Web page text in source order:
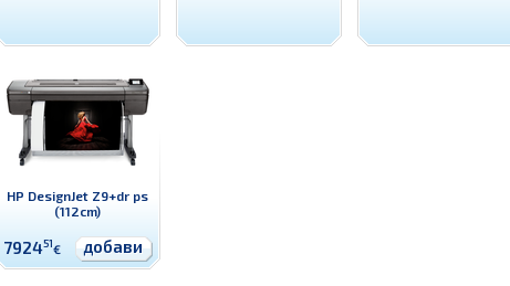
HP DesignJet Z9+dr ps
(112cm)
792451€ добави